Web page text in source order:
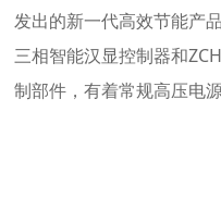
发出的新一代高效节能产
三相智能汉显控制器和
制部件，有着常规高压电